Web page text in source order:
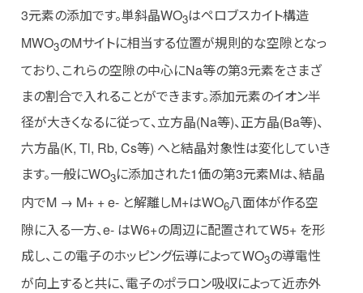
3元素の添加です。単斜晶WO3はペロブスカイト構造
MWO3のMサイトに相当する位置が規則的な空隙となっ
ており、これらの空隙の中心にNa等の第3元素をさまざ
まの割合で入れることができます。添加元素のイオン半
径が大きくなるに従って、立方晶(Na等)、正方晶(Ba等)、
六方晶(K, Tl, Rb, Cs等) へと結晶対象性は変化していき
ます。一般にWO3に添加された1価の第3元素Mは、結晶
内でM → M+ + e- と解離しM+はWO6八面体が作る空
隙に入る一方、e- はW6+の周辺に配置されてW5+ を形
成し、この電子のホッピング伝導によってWO3の導電性
が向上すると共に、電子のポラロン吸収によって近赤外